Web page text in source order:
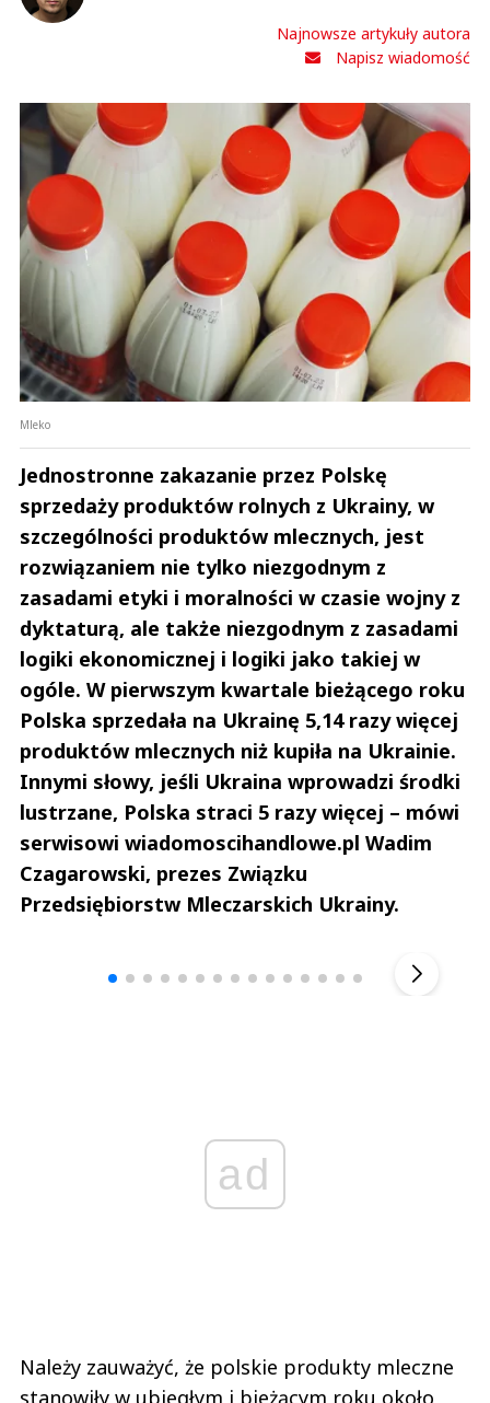
Najnowsze artykuły autora
Napisz wiadomość
Mleko
Jednostronne zakazanie przez Polskę
sprzedaży produktów rolnych z Ukrainy, w
szczególności produktów mlecznych, jest
rozwiązaniem nie tylko niezgodnym z
zasadami etyki i moralności w czasie wojny z
dyktaturą, ale także niezgodnym z zasadami
logiki ekonomicznej i logiki jako takiej w
ogóle. W pierwszym kwartale bieżącego roku
Polska sprzedała na Ukrainę 5,14 razy więcej
produktów mlecznych niż kupiła na Ukrainie.
Innymi słowy, jeśli Ukraina wprowadzi środki
lustrzane, Polska straci 5 razy więcej – mówi
serwisowi wiadomoscihandlowe.pl Wadim
Czagarowski, prezes Związku
Przedsiębiorstw Mleczarskich Ukrainy.
ad
Należy zauważyć, że polskie produkty mleczne